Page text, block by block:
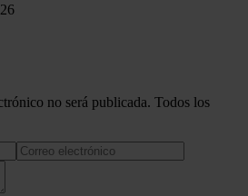
no será publicada. Todos los